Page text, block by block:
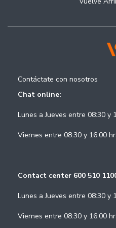
Contáctate con nosotros
Chat online:
Lunes a Jueves entre 08:30 y
Viernes entre 08:30 y 16:00
Contact center 600 510
Lunes a Jueves entre 08:30 y
Viernes entre 08:30 y 16:00